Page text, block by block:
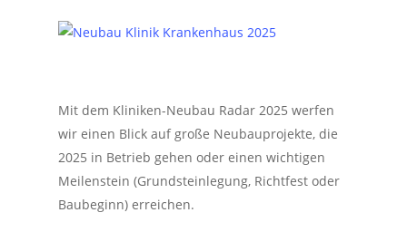
Mit dem Kliniken-Neubau Radar 2025 werfen
wir einen Blick auf große Neubauprojekte, die
2025 in Betrieb gehen oder einen wichtigen
Meilenstein (Grundsteinlegung, Richtfest oder
Baubeginn) erreichen.